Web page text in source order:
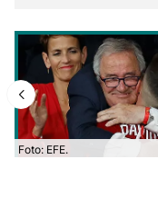
Carreras de montaña
Más deportes
"Helmuga"
Foto: EFE.